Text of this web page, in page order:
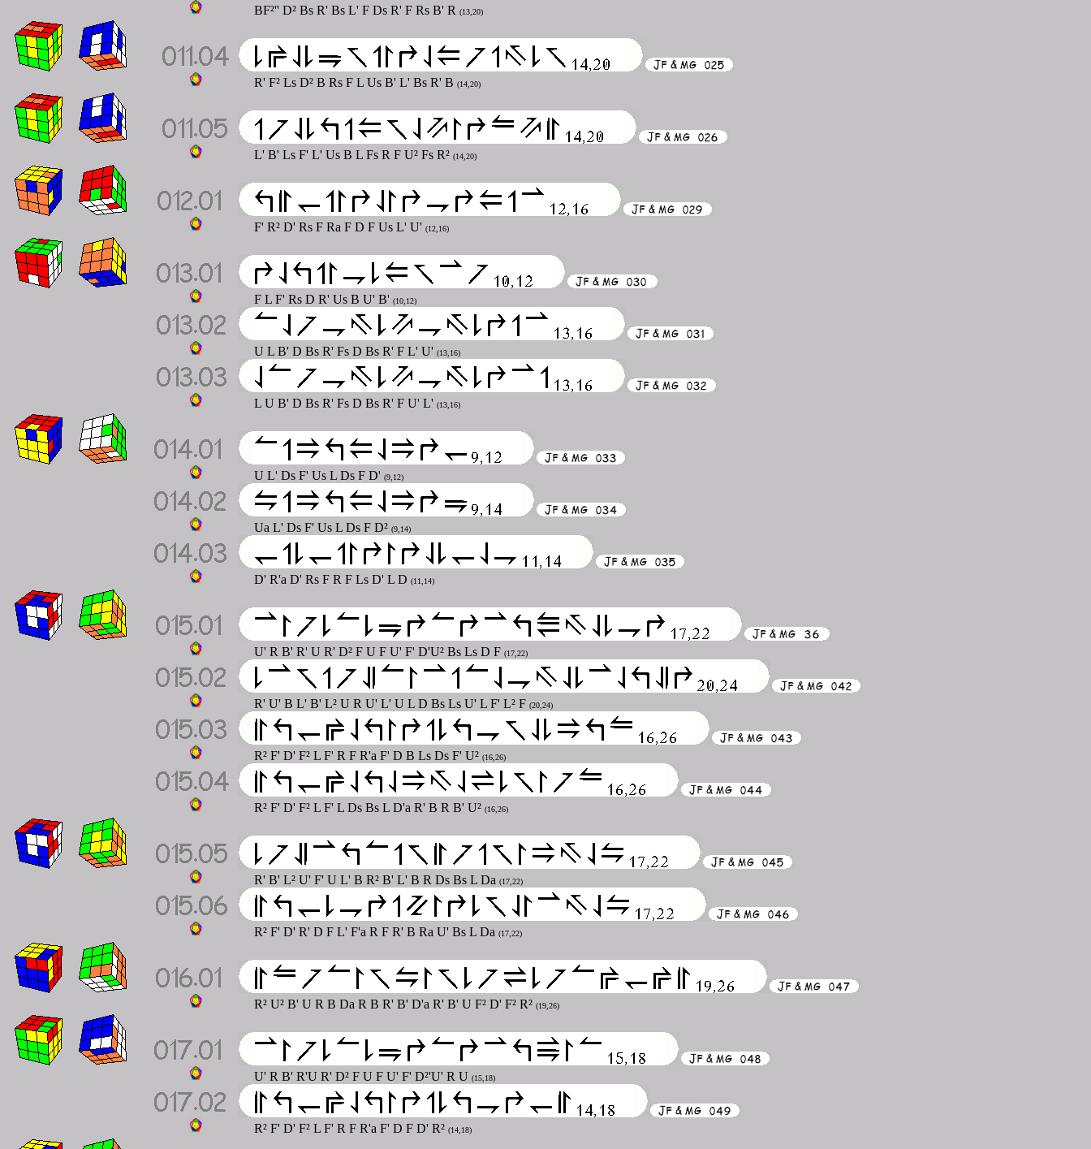
BF²'' D² Bs R' Bs L' F Ds R' F Rs B' R (13,20)
R' F² Ls D² B Rs F L Us B' L' Bs R' B (14,20)
L' B' Ls F' L' Us B L Fs R F U² Fs R² (14,20)
F' R² D' Rs F Ra F D F Us L' U' (12,16)
F L F' Rs D R' Us B U' B' (10,12)
U L B' D Bs R' Fs D Bs R' F L' U' (13,16)
L U B' D Bs R' Fs D Bs R' F U' L' (13,16)
U L' Ds F' Us L Ds F D' (9,12)
Ua L' Ds F' Us L Ds F D² (9,14)
D' R'a D' Rs F R F Ls D' L D (11,14)
U' R B' R' U R' D² F U F U' F' D'U² Bs Ls D F (17,22)
R' U' B L' B' L² U R U' L' U L D Bs Ls U' L F' L² F (20,24)
R² F' D' F² L F' R F R'a F' D B Ls Ds F' U² (16,26)
R² F' D' F² L F' L Ds Bs L D'a R' B R B' U² (16,26)
R' B' L² U' F' U L' B R² B' L' B R Ds Bs L Da (17,22)
R² F' D' R' D F L' F'a R F R' B Ra U' Bs L Da (17,22)
R² U² B' U R B Da R B R' B' D'a R' B' U F² D' F² R² (19,26)
U' R B' R'U R' D² F U F U' F' D²'U' R U (15,18)
R² F' D' F² L F' R F R'a F' D F D' R² (14,18)